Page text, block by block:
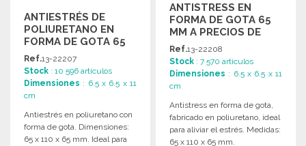
ANTIESTRÉS DE
POLIURETANO EN
FORMA DE GOTA 65
MM A PRECIOS DE
MAYORISTA
Ref.13-22207
Stock : 10 596 artículos
Dimensiones : 6.5 x 6.5 x 11
cm
Antiestrés en poliuretano con
forma de gota. Dimensiones:
65 x 110 x 65 mm. Ideal para
ANTISTRESS EN
FORMA DE GOTA 65
MM A PRECIOS DE
MAYORISTA
Ref.13-22208
Stock : 7 570 artículos
Dimensiones : 6.5 x 6.5 x 11
cm
Antistress en forma de gota,
fabricado en poliuretano, ideal
para aliviar el estrés. Medidas:
65 x 110 x 65 mm.